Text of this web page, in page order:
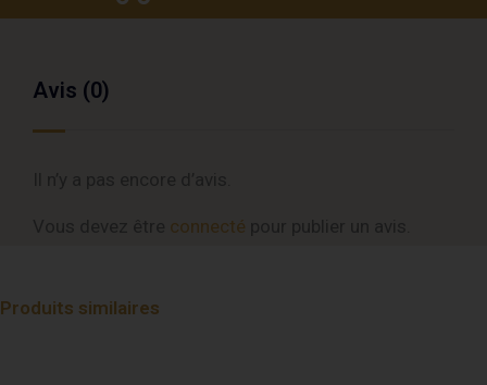
Avis (0)
connecté
Produits similaires